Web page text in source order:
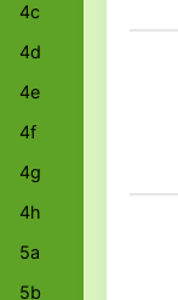
4c
4d
4e
4f
4g
4h
5a
5b